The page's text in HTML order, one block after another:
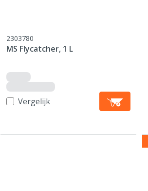
2303780
MS Flycatcher, 1 L
Vergelijk